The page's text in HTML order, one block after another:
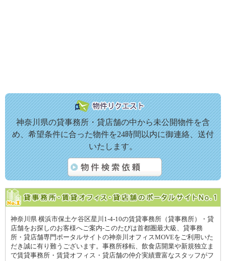
神奈川県の貸事務所・貸店舗の中から未公開物件を含
め、希望条件に合った物件を24時間以内に御連絡、送付
いたします。
神奈川県 横浜市保土ケ谷区星川1-4-10の賃貸事務所（貸事務所）・貸
店舗をお探しのお客様へご案内-このたびは首都圏最大級、貸事務
所・貸店舗専門ポータルサイトの神奈川オフィスMOVEをご利用いた
だき誠に有り難うございます。事務所移転、飲食店開業や新規独立ま
で賃貸事務所・賃貸オフィス・貸店舗の仲介実績豊富なスタッフがフ